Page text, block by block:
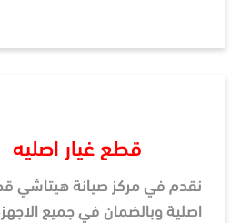
قطع غيار اصليه
نقدم في مركز صيانة هيتاشي
اصلية وبالضمان في جميع